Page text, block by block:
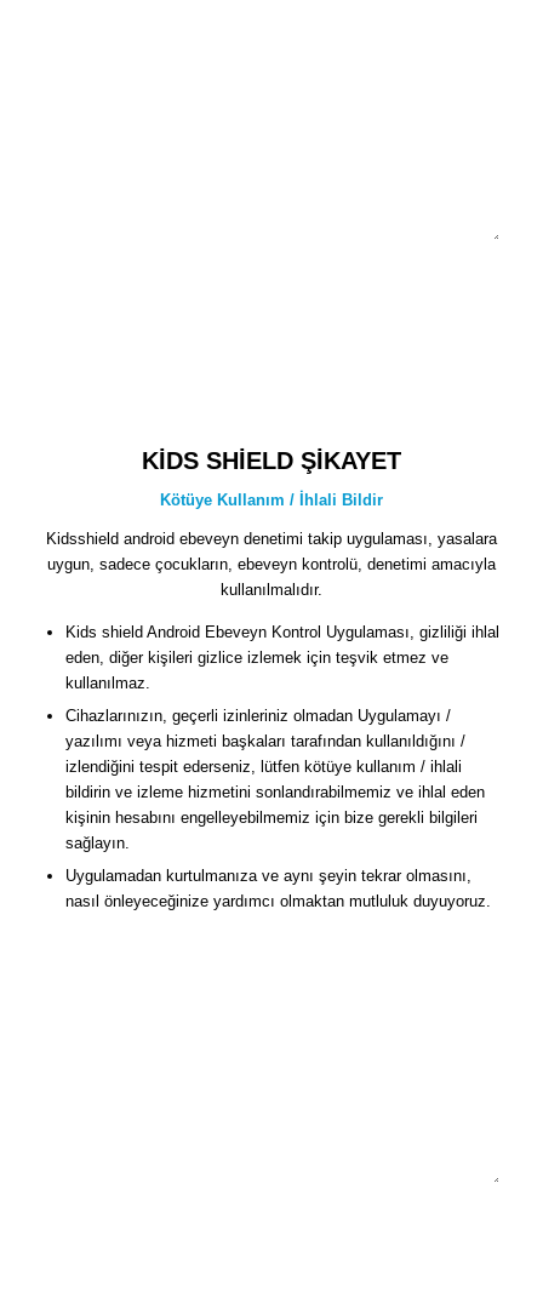
KİDS SHİELD ŞİKAYET
Kötüye Kullanım / İhlali Bildir
Kidsshield android ebeveyn denetimi takip uygulaması, yasalara
uygun, sadece çocukların, ebeveyn kontrolü, denetimi amacıyla
kullanılmalıdır.
Kids shield Android Ebeveyn Kontrol Uygulaması, gizliliği ihlal
eden, diğer kişileri gizlice izlemek için teşvik etmez ve
kullanılmaz.
Cihazlarınızın, geçerli izinleriniz olmadan Uygulamayı /
yazılımı veya hizmeti başkaları tarafından kullanıldığını /
izlendiğini tespit ederseniz, lütfen kötüye kullanım / ihlali
bildirin ve izleme hizmetini sonlandırabilmemiz ve ihlal eden
kişinin hesabını engelleyebilmemiz için bize gerekli bilgileri
sağlayın.
Uygulamadan kurtulmanıza ve aynı şeyin tekrar olmasını,
nasıl önleyeceğinize yardımcı olmaktan mutluluk duyuyoruz.